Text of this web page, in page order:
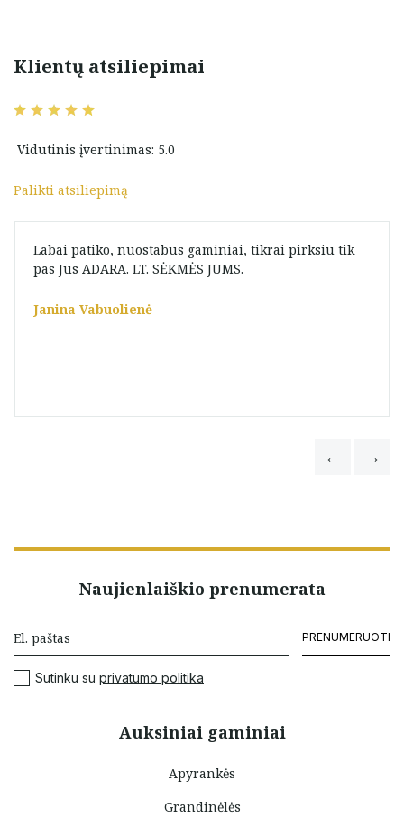
Klientų atsiliepimai
Vidutinis įvertinimas: 5.0
Palikti atsiliepimą
Labai patiko, nuostabus gaminiai, tikrai pirksiu tik
pas Jus ADARA. LT. SĖKMĖS JUMS.
Janina Vabuolienė
Auksiniai gaminiai
Apyrankės
Grandinėlės
Naujienlaiškio prenumerata
PRENUMERUOTI
Sutinku su privatumo politika